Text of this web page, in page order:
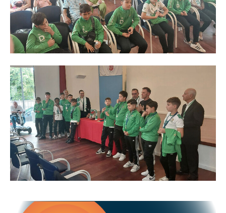
APOIO ÀS EMPRESAS
OFERTAS DE EMPREGO
CONTACTO E HORÁRIO GIP
CONTACTOS